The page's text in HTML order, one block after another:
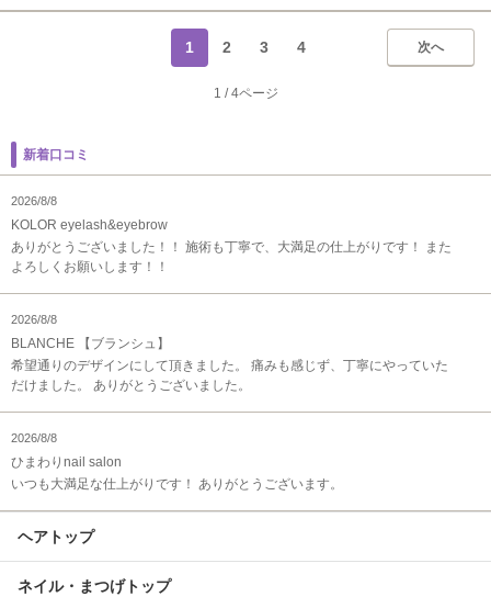
次へ
1 2 3 4
1 / 4ページ
新着口コミ
2026/8/8
KOLOR eyelash&eyebrow
ありがとうございました！！ 施術も丁寧で、大満足の仕上がりです！ また
よろしくお願いします！！
2026/8/8
BLANCHE 【ブランシュ】
希望通りのデザインにして頂きました。 痛みも感じず、丁寧にやっていた
だけました。 ありがとうございました。
2026/8/8
ひまわりnail salon
いつも大満足な仕上がりです！ ありがとうございます。
ヘアトップ
ネイル・まつげトップ